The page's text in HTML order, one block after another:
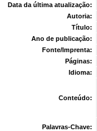
Data da última atualização:
Autoria:
Título:
Ano de publicação:
Fonte/Imprenta:
Páginas:
Idioma:
Conteúdo:
Palavras-Chave: